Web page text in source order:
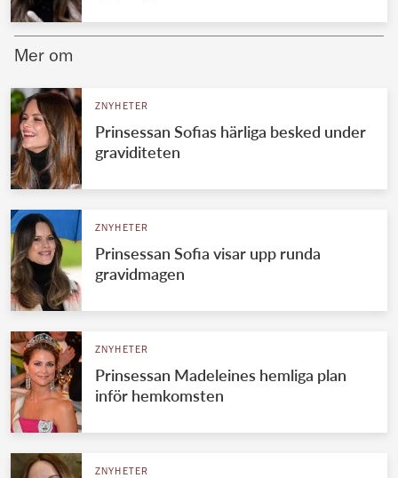
Mer om
ZNYHETER
Prinsessan Sofias härliga besked under
graviditeten
ZNYHETER
Prinsessan Sofia visar upp runda
gravidmagen
ZNYHETER
Prinsessan Madeleines hemliga plan
inför hemkomsten
ZNYHETER